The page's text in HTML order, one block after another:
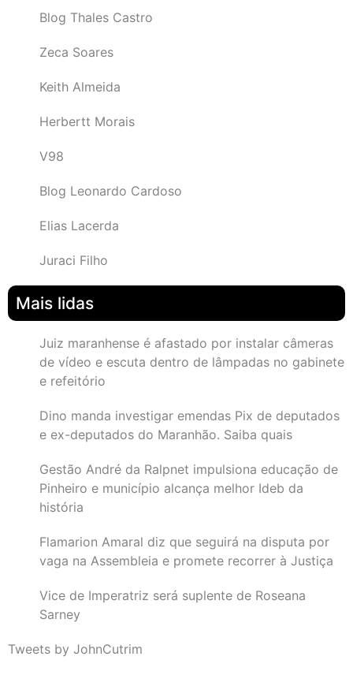
Blog Thales Castro
Zeca Soares
Keith Almeida
Herbertt Morais
V98
Blog Leonardo Cardoso
Elias Lacerda
Juraci Filho
Mais lidas
Juiz maranhense é afastado por instalar câmeras
de vídeo e escuta dentro de lâmpadas no gabinete
e refeitório
Dino manda investigar emendas Pix de deputados
e ex-deputados do Maranhão. Saiba quais
Gestão André da Ralpnet impulsiona educação de
Pinheiro e município alcança melhor Ideb da
história
Flamarion Amaral diz que seguirá na disputa por
vaga na Assembleia e promete recorrer à Justiça
Vice de Imperatriz será suplente de Roseana
Sarney
Tweets by JohnCutrim